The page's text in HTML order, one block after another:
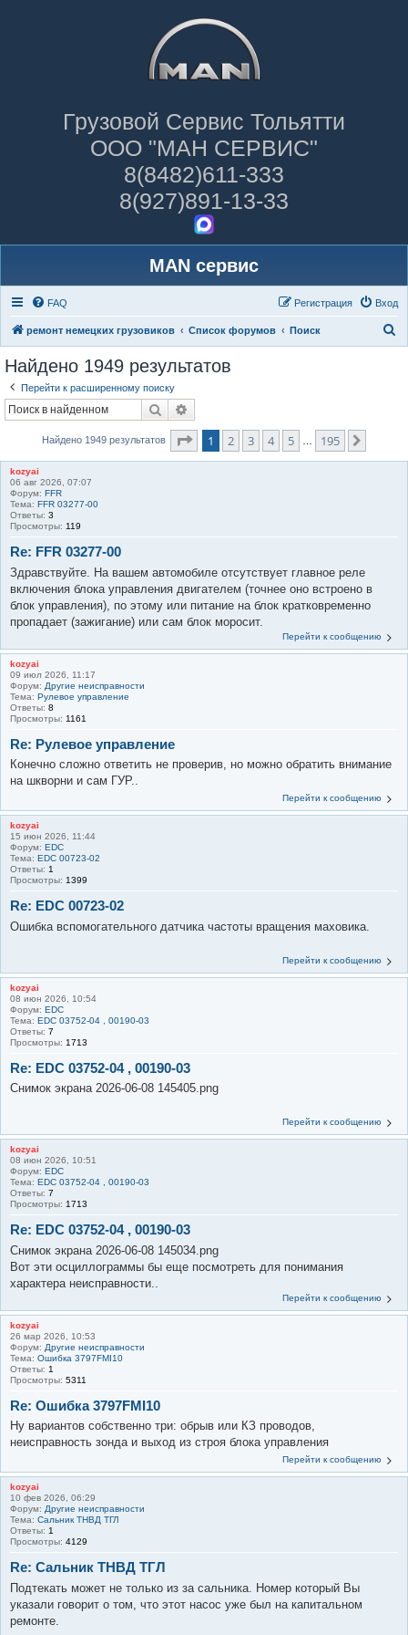
Грузовой Сервис Тольятти
ООО "МАН СЕРВИС"
8(8482)611-333
8(927)891-13-33
MAN сервис
FAQ Вход
Регистрация
ремонт немецких грузовиков Список форумов Поиск
Найдено 1949 результатов
Перейти к расширенному поиску
Поиск
Найдено 1949 результатов Страница1 из 195
1 2 3 4 5 195
kozyai
06 авг 2026, 07:07
Форум: FFR
Тема: FFR 03277-00
Ответы: 3
Просмотры: 119
Re: FFR 03277-00
Здравствуйте. На вашем автомобиле отсутствует главное реле
включения блока управления двигателем (точнее оно встроено в
блок управления), по этому или питание на блок кратковременно
пропадает (зажигание) или сам блок моросит.
Перейти к сообщению
kozyai
09 июл 2026, 11:17
Форум: Другие неисправности
Тема: Рулевое управление
Ответы: 8
Просмотры: 1161
Re: Рулевое управление
Конечно сложно ответить не проверив, но можно обратить внимание
на шкворни и сам ГУР..
Перейти к сообщению
kozyai
15 июн 2026, 11:44
Форум: EDC
Тема: EDC 00723-02
Ответы: 1
Просмотры: 1399
Re: EDC 00723-02
Ошибка вспомогательного датчика частоты вращения маховика.
Перейти к сообщению
kozyai
08 июн 2026, 10:54
Форум: EDC
Тема: EDC 03752-04 , 00190-03
Ответы: 7
Просмотры: 1713
Re: EDC 03752-04 , 00190-03
Снимок экрана 2026-06-08 145405.png
Перейти к сообщению
kozyai
08 июн 2026, 10:51
Форум: EDC
Тема: EDC 03752-04 , 00190-03
Ответы: 7
Просмотры: 1713
Re: EDC 03752-04 , 00190-03
Снимок экрана 2026-06-08 145034.png
Вот эти осциллограммы бы еще посмотреть для понимания
характера неисправности..
Перейти к сообщению
kozyai
26 мар 2026, 10:53
Форум: Другие неисправности
Тема: Ошибка 3797FMI10
Ответы: 1
Просмотры: 5311
Re: Ошибка 3797FMI10
Ну вариантов собственно три: обрыв или КЗ проводов,
неисправность зонда и выход из строя блока управления
Перейти к сообщению
kozyai
10 фев 2026, 06:29
Форум: Другие неисправности
Тема: Сальник ТНВД ТГЛ
Ответы: 1
Просмотры: 4129
Re: Сальник ТНВД ТГЛ
Подтекать может не только из за сальника. Номер который Вы
указали говорит о том, что этот насос уже был на капитальном
ремонте.